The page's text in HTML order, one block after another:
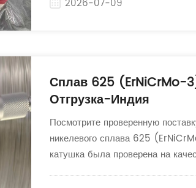
2026-07-09
Сплав 625 (ErNiCrMo-
Отгрузка-Индия
Посмотрите проверенную
никелевого сплава 625
катушка была проверена на